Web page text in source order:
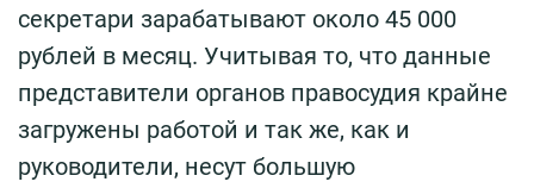
секретари зарабатывают около 45 000
рублей в месяц. Учитывая то, что данные
представители органов правосудия крайне
загружены работой и так же, как и
руководители, несут большую